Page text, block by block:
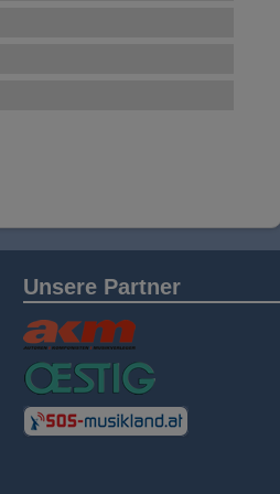
Unsere Partner